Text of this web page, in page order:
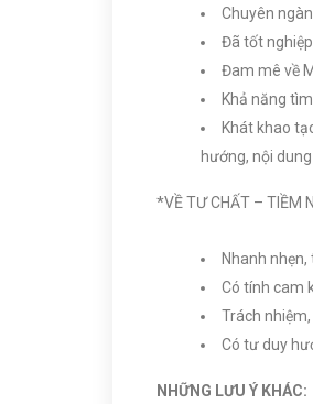
Chuyên
Đã tốt
Đam mê về
Khả năng
Khát khao
hướng, nội
*VỀ TƯ CHẤT – TIỀM
Nhanh
Có tính cam
Trách
Có tư duy
NHỮNG LƯU Ý KHÁC: